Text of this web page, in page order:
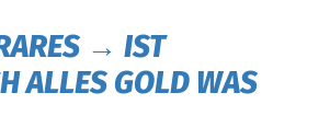
→ IST
ALLES GOLD WAS